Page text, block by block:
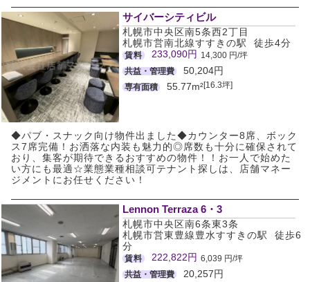
サイバーシティビル
札幌市中央区南5条西2丁目
札幌市営南北線すすきの駅 徒歩4分
賃料 233,090円 14,300 円/坪
共益・管理費
50,204円
専有面積 55.77m²[16.3坪]
◆パブ・スナック向け物件出ました◆カウンター8席、ボック
ス7席完備！お洒落な内装も魅力的◎席数も十分に確保されて
おり、集客が期待できるおすすめの物件！！お一人で始めた
い方にも最適☆業態業種相談可テナント探しは、店舗マネー
ジメントにお任せください！
Lennon Terraza 6・3
札幌市中央区南6条東3条
札幌市営東豊線豊水すすきの駅 徒歩6
分
賃料 222,822円 6,039 円/坪
共益・管理費
20,257円